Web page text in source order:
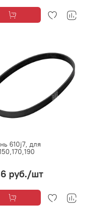
610j7, для
руб./шт